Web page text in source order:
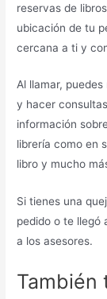
reservas de
ubicación de tu
cercana a ti y
Al llamar,
y hacer
información
librería como en
libro y mucho
Si tienes una
pedido o te llegó
a los asesores.
También